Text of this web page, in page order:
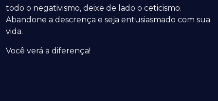
todo o negativismo, deixe de lado o ceticismo.
Abandone a descrença e seja entusiasmado com sua
vida.
Você verá a diferença!